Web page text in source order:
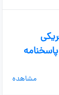
بشه ۳ تاا؟؟؟ پاسخنامه
مشاهده